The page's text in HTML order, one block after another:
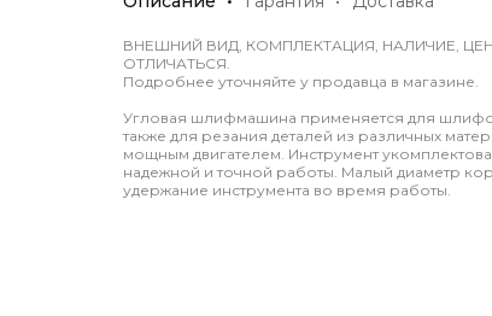
ВНЕШНИЙ ВИД, КОМПЛЕКТАЦИЯ, НАЛИЧИЕ,
ОТЛИЧАТЬСЯ.
Подробнее уточняйте у продавца в магазине.
Угловая шлифмашина применяется для
также для резания деталей из различных
мощным двигателем. Инструмент
надежной и точной работы. Малый диаметр
удержание инструмента во время работы.